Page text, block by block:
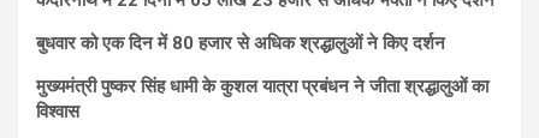
A
p
p
o
o
k
a
m
बुधवार को एक दिन में 80 हजार से अधिक श्रद्धालुओं ने किए दर्शन
मुख्यमंत्री पुष्कर सिंह धामी के कुशल यात्रा प्रबंधन ने जीता श्रद्धालुओं का
विश्वास